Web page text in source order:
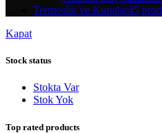
Termoslar ve Kupalar45
Kapat
Stock status
Stokta Var
Stok Yok
Top rated products